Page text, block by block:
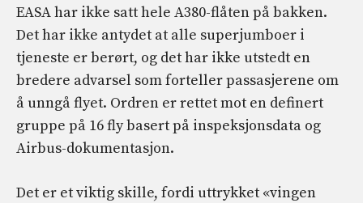
EASA har ikke satt hele A380-flåten på bakken.
Det har ikke antydet at alle superjumboer i
tjeneste er berørt, og det har ikke utstedt en
bredere advarsel som forteller passasjerene om
å unngå flyet. Ordren er rettet mot en definert
gruppe på 16 fly basert på inspeksjonsdata og
Airbus-dokumentasjon.
Det er et viktig skille, fordi uttrykket «vingen